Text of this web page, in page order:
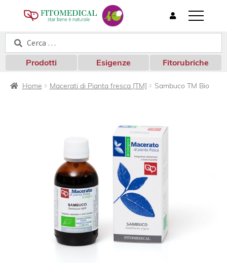
T
o
g
l
e
n
a
Cerca:
Cerca
Prodotti Esigenze Fitorubriche
Home Macerati di Pianta fresca [TM] Sambuco TM Bio